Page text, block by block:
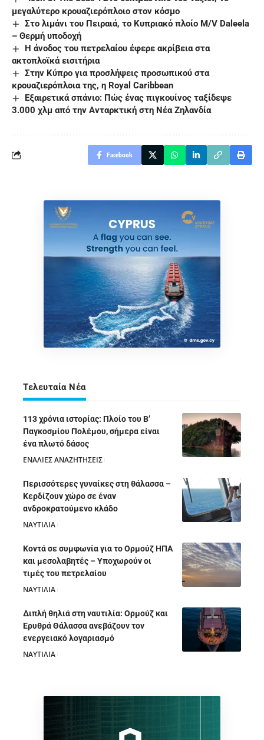
μεγαλύτερο κρουαζιερόπλοιο στον κόσμο
Στο λιμάνι του Πειραιά, το Kυπριακό πλοίο M/V Daleela
– Θερμή υποδοχή
Η άνοδος του πετρελαίου έφερε ακρίβεια στα
ακτοπλοϊκά εισιτήρια
Στην Κύπρο για προσλήψεις προσωπικού στα
κρουαζιερόπλοια της, η Royal Caribbean
Εξαιρετικά σπάνιο: Πώς ένας πιγκουίνος ταξίδεψε
3.000 χλμ από την Ανταρκτική στη Νέα Ζηλανδία
Facebook
Τελευταία Νέα
113 χρόνια ιστορίας: Πλοίο του Β’
Παγκοσμίου Πολέμου, σήμερα είναι
ένα πλωτό δάσος
ΕΝΑΛΙΕΣ ΑΝΑΖΗΤΗΣΕΙΣ
Περισσότερες γυναίκες στη θάλασσα –
Κερδίζουν χώρο σε έναν
ανδροκρατούμενο κλάδο
ΝΑΥΤΙΛΙΑ
Κοντά σε συμφωνία για το Ορμούζ ΗΠΑ
και μεσολαβητές – Υποχωρούν οι
τιμές του πετρελαίου
ΝΑΥΤΙΛΙΑ
Διπλή θηλιά στη ναυτιλία: Ορμούζ και
Ερυθρά Θάλασσα ανεβάζουν τον
ενεργειακό λογαριασμό
ΝΑΥΤΙΛΙΑ